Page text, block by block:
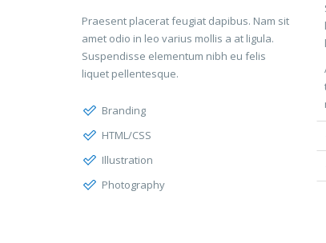
Praesent placerat feugiat dapibus. Nam sit
amet odio in leo varius mollis a at ligula.
Suspendisse elementum nibh eu felis
liquet pellentesque.
Branding
HTML/CSS
Illustration
Photography